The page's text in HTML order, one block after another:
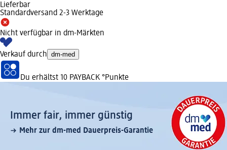
Lieferbar
Standardversand 2-3 Werktage
Nicht verfügbar in dm-Märkten
Verkauf durch dm-med
Du erhältst 10 PAYBACK °Punkte
Immer fair,­ immer günstig
Mehr zur dm-med Dauerpreis-Garantie